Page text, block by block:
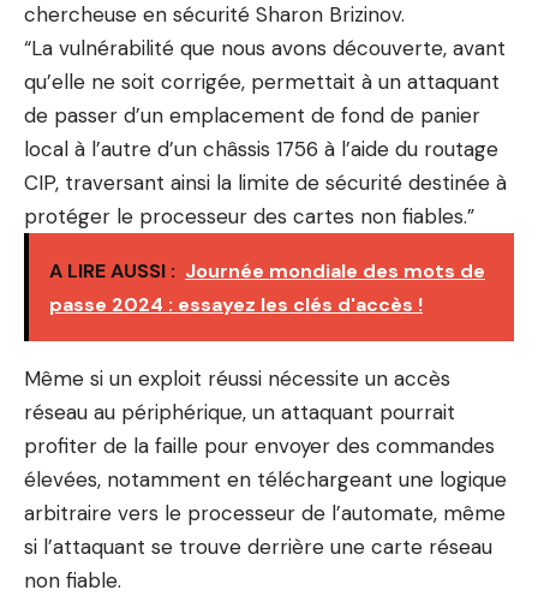
chercheuse en sécurité Sharon Brizinov.
“La vulnérabilité que nous avons découverte, avant
qu’elle ne soit corrigée, permettait à un attaquant
de passer d’un emplacement de fond de panier
local à l’autre d’un châssis 1756 à l’aide du routage
CIP, traversant ainsi la limite de sécurité destinée à
protéger le processeur des cartes non fiables.”
A LIRE AUSSI : Journée mondiale des mots de
passe 2024 : essayez les clés d'accès !
Même si un exploit réussi nécessite un accès
réseau au périphérique, un attaquant pourrait
profiter de la faille pour envoyer des commandes
élevées, notamment en téléchargeant une logique
arbitraire vers le processeur de l’automate, même
si l’attaquant se trouve derrière une carte réseau
non fiable.